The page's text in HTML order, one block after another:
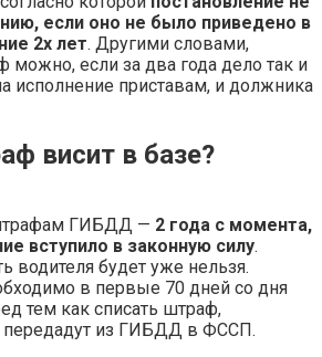
если оно не было приведено в
2х лет. Другими словами,
можно, если за два года дело так и
исполнение приставам, и должника
висит в базе?
ГИБДД — 2 года с момента,
вступило в законную силу.
водителя будет уже нельзя.
в первые 70 дней со дня
тем как списать штраф,
из ГИБДД в ФССП.